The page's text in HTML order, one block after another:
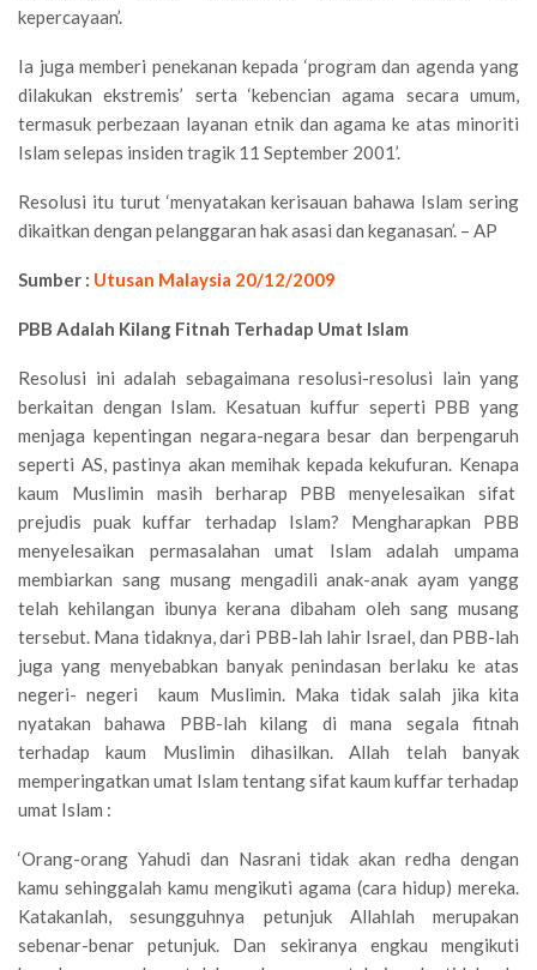
kepercayaan’.
Ia juga memberi penekanan kepada ‘program dan agenda yang
dilakukan ekstremis’ serta ‘kebencian agama secara umum,
termasuk perbezaan layanan etnik dan agama ke atas minoriti
Islam selepas insiden tragik 11 September 2001’.
Resolusi itu turut ‘menyatakan kerisauan bahawa Islam sering
dikaitkan dengan pelanggaran hak asasi dan keganasan’. – AP
Sumber : Utusan Malaysia 20/12/2009
PBB Adalah Kilang Fitnah Terhadap Umat Islam
Resolusi ini adalah sebagaimana resolusi-resolusi lain yang
berkaitan dengan Islam. Kesatuan kuffur seperti PBB yang
menjaga kepentingan negara-negara besar dan berpengaruh
seperti AS, pastinya akan memihak kepada kekufuran. Kenapa
kaum Muslimin masih berharap PBB menyelesaikan sifat
prejudis puak kuffar terhadap Islam? Mengharapkan PBB
menyelesaikan permasalahan umat Islam adalah umpama
membiarkan sang musang mengadili anak-anak ayam yangg
telah kehilangan ibunya kerana dibaham oleh sang musang
tersebut. Mana tidaknya, dari PBB-lah lahir Israel, dan PBB-lah
juga yang menyebabkan banyak penindasan berlaku ke atas
negeri- negeri kaum Muslimin. Maka tidak salah jika kita
nyatakan bahawa PBB-lah kilang di mana segala fitnah
terhadap kaum Muslimin dihasilkan. Allah telah banyak
memperingatkan umat Islam tentang sifat kaum kuffar terhadap
umat Islam :
‘Orang-orang Yahudi dan Nasrani tidak akan redha dengan
kamu sehinggalah kamu mengikuti agama (cara hidup) mereka.
Katakanlah, sesungguhnya petunjuk Allahlah merupakan
sebenar-benar petunjuk. Dan sekiranya engkau mengikuti